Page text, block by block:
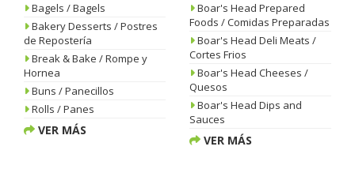
Bagels / Bagels
Bakery Desserts / Postres
de Repostería
Break & Bake / Rompe y
Hornea
Buns / Panecillos
Rolls / Panes
VER MÁS
Boar's Head Prepared
Foods / Comidas Preparadas
Boar's Head Deli Meats /
Cortes Frios
Boar's Head Cheeses /
Quesos
Boar's Head Dips and
Sauces
VER MÁS